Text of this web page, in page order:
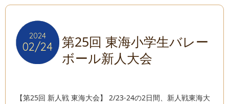
2024
02/24
2024
02/24
第25回 東海小学生バレー
ボール新人大会
【第25回 新人戦 東海大会】 2/23-24の2日間、新人戦東海大